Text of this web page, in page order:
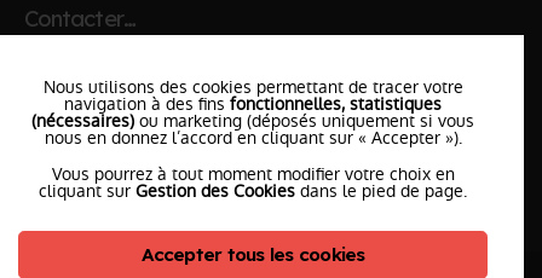
Contacter…
✆ 18№National Sapeurs-Pompiers
le SDISle plus proche
l'équipePompierCenter
Nous utilisons des cookies permettant de tracer votre
navigation à des fins fonctionnelles, statistiques
(nécessaires) ou marketing (déposés uniquement si vous
nous en donnez l’accord en cliquant sur « Accepter »).
Vous pourrez à tout moment modifier votre choix en
cliquant sur Gestion des Cookies dans le pied de page.
Accepter tous les cookies